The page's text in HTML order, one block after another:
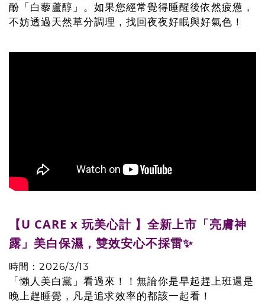
酚「白藜蘆醇」。如果您經常覺得睡醒後依然疲憊，
不妨透過天然草分調理，找回夜夜好眠與好氣色！
【U CARE x 玩美心計 】 全新上市「亮膚神
露」美白保濕，雙效安心不採雷✨
時間：2026/3/13
「懶人美白黨」看過來！！無論你是早起趕上班還是
晚上趕睡覺，凡是追求效率的都該一起看！